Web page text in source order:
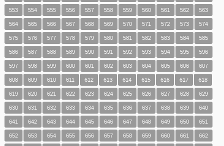
553 554 555 556 557 558 559 560 561 562 563
564 565 566 567 568 569 570 571 572 573 574
575 576 577 578 579 580 581 582 583 584 585
586 587 588 589 590 591 592 593 594 595 596
597 598 599 600 601 602 603 604 605 606 607
608 609 610 611 612 613 614 615 616 617 618
619 620 621 622 623 624 625 626 627 628 629
630 631 632 633 634 635 636 637 638 639 640
641 642 643 644 645 646 647 648 649 650 651
652 653 654 655 656 657 658 659 660 661 662